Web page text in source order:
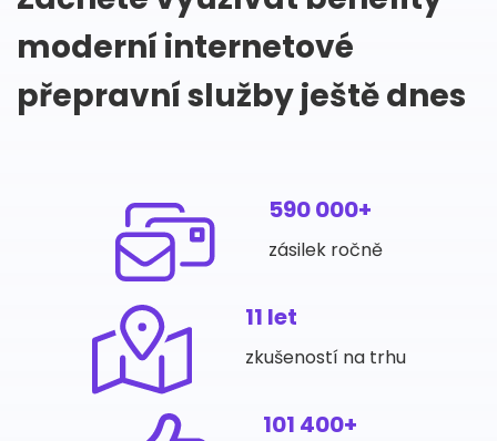
moderní internetové
přepravní služby ještě dnes
590 000+
zásilek ročně
11 let
zkušeností na trhu
101 400+